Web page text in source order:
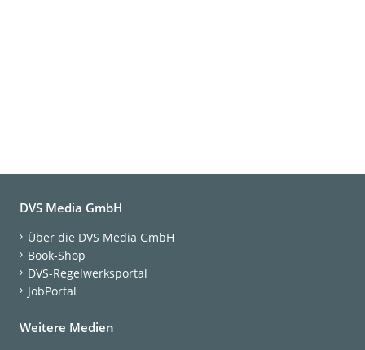
DVS Media GmbH
Über die DVS Media GmbH
Book-Shop
DVS-Regelwerksportal
JobPortal
Weitere Medien